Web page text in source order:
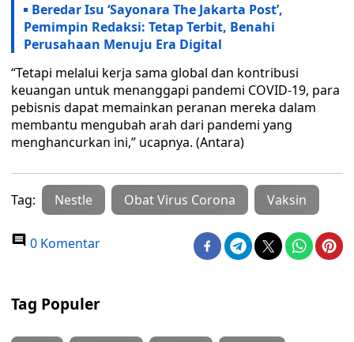
Beredar Isu ‘Sayonara The Jakarta Post’,
Pemimpin Redaksi: Tetap Terbit, Benahi
Perusahaan Menuju Era Digital
“Tetapi melalui kerja sama global dan kontribusi
keuangan untuk menanggapi pandemi COVID-19, para
pebisnis dapat memainkan peranan mereka dalam
membantu mengubah arah dari pandemi yang
menghancurkan ini,” ucapnya. (Antara)
Tag: Nestle Obat Virus Corona Vaksin
0 Komentar
Tag Populer